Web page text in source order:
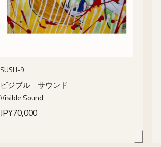
SUSH-9
ビジブル サウンド
Visible Sound
JPY70,000